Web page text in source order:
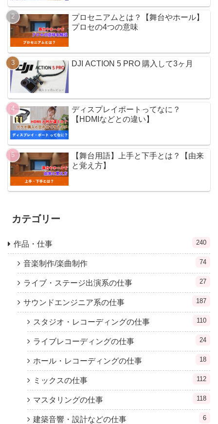
プロセニアムとは？【舞台やホール】
プロセの4つの意味
DJI ACTION 5 PRO 購入して3ヶ月
ディスプレイポートってなに？
【HDMIなどとの違い】
【舞台用語】上手と下手とは？【由来
と覚え方】
カテゴリー
作品・仕事 240
音楽制作/楽曲制作 74
ライブ・ステージ出演系の仕事 27
サウンドエンジニア系の仕事 187
スタジオ・レコーディングの仕事 110
ライブレコーディングの仕事 24
ホール・レコーディングの仕事 18
ミックスの仕事 112
マスタリングの仕事 118
建築音響・設計などの仕事 6